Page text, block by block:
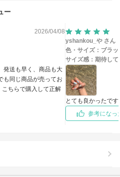
ー
2026/04/08
発送も早く、商品も大
も同じ商品が売ってお
ちらで購入して正解
yshankou_や さん
色・サイズ： ブラッ
サイズ感： 期待して
とても良かったで
参考になっ